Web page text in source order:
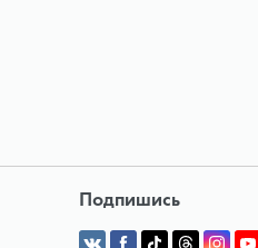
Подпишись